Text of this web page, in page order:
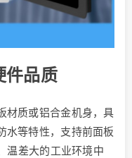
件品质
材质或铝合金机身，具
水等特性，支持前面板
温差大的工业环境中